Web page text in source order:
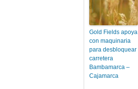
Gold Fields apoya
con maquinaria
para desbloquear
carretera
Bambamarca –
Cajamarca